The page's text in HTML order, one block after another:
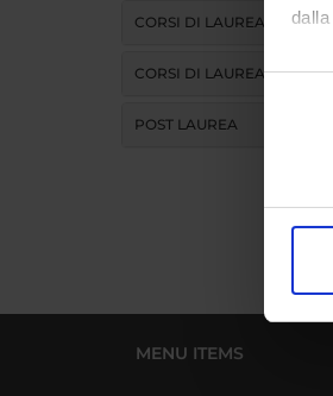
Con
Selezione
CORSI DI LAUREA
CORSI DI LAUREA
POST LAUREA
MENU ITEMS